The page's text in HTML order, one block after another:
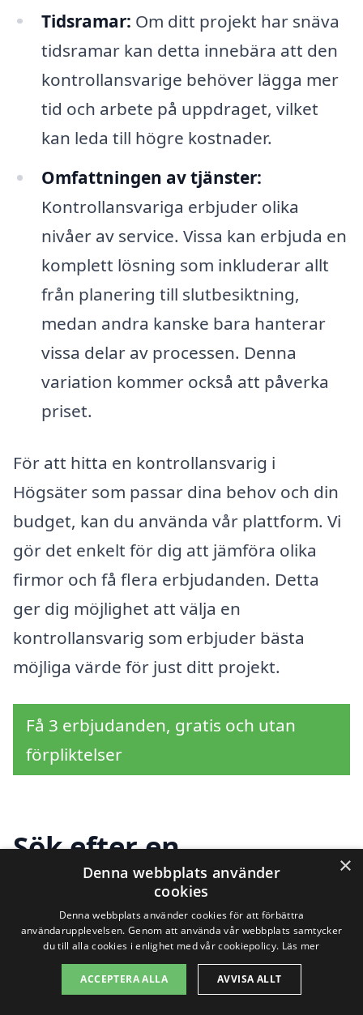
Tidsramar: Om ditt projekt har snäva
tidsramar kan detta innebära att den
kontrollansvarige behöver lägga mer
tid och arbete på uppdraget, vilket
kan leda till högre kostnader.
Omfattningen av tjänster:
Kontrollansvariga erbjuder olika
nivåer av service. Vissa kan erbjuda en
komplett lösning som inkluderar allt
från planering till slutbesiktning,
medan andra kanske bara hanterar
vissa delar av processen. Denna
variation kommer också att påverka
priset.
För att hitta en kontrollansvarig i
Högsäter som passar dina behov och din
budget, kan du använda vår plattform. Vi
gör det enkelt för dig att jämföra olika
firmor och få flera erbjudanden. Detta
ger dig möjlighet att välja en
kontrollansvarig som erbjuder bästa
möjliga värde för just ditt projekt.
Få 3 erbjudanden, gratis och utan
förpliktelser
Sök efter en
professionell för
kontrollansvarig i
andra städer nära
Högsäter
×
Denna webbplats använder
cookies
Denna webbplats använder cookies för att förbättra
användarupplevelsen. Genom att använda vår webbplats samtycker
du till alla cookies i enlighet med vår cookiepolicy. Läs mer
ACCEPTERA ALLA AVVISA ALLT